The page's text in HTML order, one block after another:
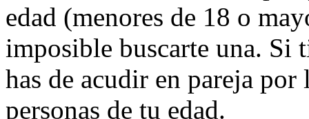
edad (menores de 18 o
imposible buscarte una. Si
has de acudir en pareja
personas de tu edad.